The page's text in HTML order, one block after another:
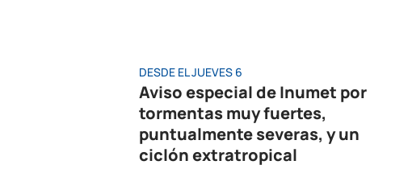
DESDE EL JUEVES 6
Aviso especial de Inumet por
tormentas muy fuertes,
puntualmente severas, y un
ciclón extratropical